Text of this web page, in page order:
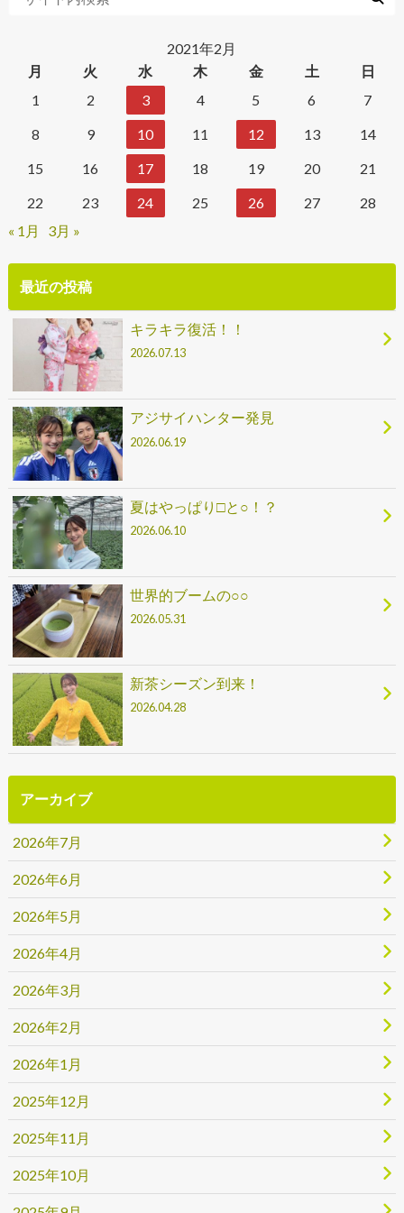
2021年2月
月
火 水 木 金 土
日
1
2 3 4 5 6
7
8
9 10 11 12 13
14
15
16 17 18 19 20
21
22
23 24 25 26 27
28
« 1月
3月 »
最近の投稿
キラキラ復活！！
2026.07.13
アジサイハンター発見
2026.06.19
夏はやっぱり□と○！？
2026.06.10
世界的ブームの○○
2026.05.31
新茶シーズン到来！
2026.04.28
アーカイブ
2026年7月
2026年6月
2026年5月
2026年4月
2026年3月
2026年2月
2026年1月
2025年12月
2025年11月
2025年10月